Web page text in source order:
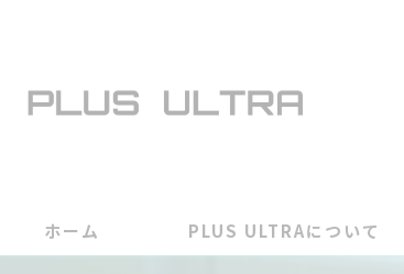
ホーム PLUS ULTRAについて